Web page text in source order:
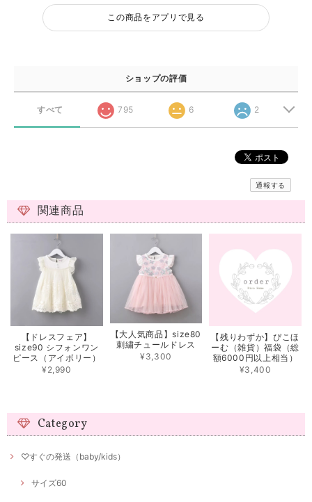
この商品をアプリで見る
ショップの評価
すべて 795 6 2
通報する
関連商品
【ドレスフェア】
size90 シフォンワン
ピース（アイボリー）
¥2,990
【大人気商品】size80
刺繍チュールドレス
¥3,300
【残りわずか】ぴこほ
ーむ（雑貨）福袋（総
額6000円以上相当）
¥3,400
Category
♡すぐの発送（baby/kids）
サイズ60